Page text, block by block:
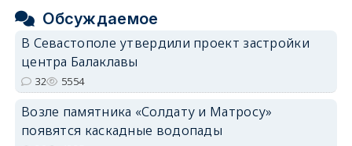
Обсуждаемое
В Севастополе утвердили проект застройки
центра Балаклавы
32 5554
Возле памятника «Солдату и Матросу»
появятся каскадные водопады